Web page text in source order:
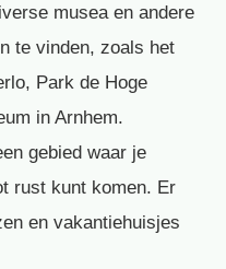
musea en andere
te vinden, zoals het
Park de Hoge
in Arnhem.
gebied waar je
rust kunt komen. Er
en vakantiehuisjes